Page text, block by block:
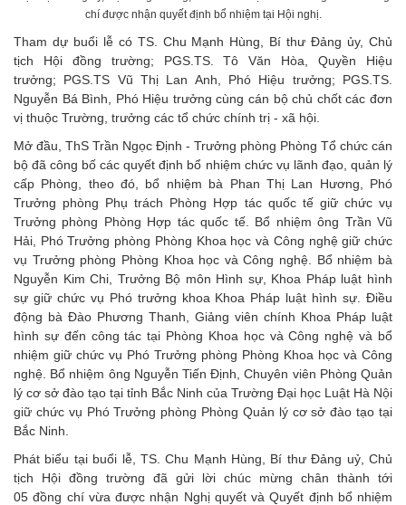
chí được nhận quyết định bổ nhiệm tại Hội nghị.
Tham dự buổi lễ có TS. Chu Mạnh Hùng, Bí thư Đảng ủy, Chủ
tịch Hội đồng trường; PGS.TS. Tô Văn Hòa, Quyền Hiệu
trưởng; PGS.TS Vũ Thị Lan Anh, Phó Hiệu trưởng; PGS.TS.
Nguyễn Bá Bình, Phó Hiệu trưởng cùng cán bộ chủ chốt các đơn
vị thuộc Trường, trưởng các tổ chức chính trị - xã hội.
Mở đầu, ThS Trần Ngọc Định - Trưởng phòng Phòng Tổ chức cán
bộ đã công bố các quyết định bổ nhiệm chức vụ lãnh đạo, quản lý
cấp Phòng, theo đó, bổ nhiệm bà Phan Thị Lan Hương, Phó
Trưởng phòng Phụ trách Phòng Hợp tác quốc tế giữ chức vụ
Trưởng phòng Phòng Hợp tác quốc tế. Bổ nhiệm ông Trần Vũ
Hải, Phó Trưởng phòng Phòng Khoa học và Công nghệ giữ chức
vụ Trưởng phòng Phòng Khoa học và Công nghệ. Bổ nhiệm bà
Nguyễn Kim Chi, Trưởng Bộ môn Hình sự, Khoa Pháp luật hình
sự giữ chức vụ Phó trưởng khoa Khoa Pháp luật hình sự. Điều
động bà Đào Phương Thanh, Giảng viên chính Khoa Pháp luật
hình sự đến công tác tại Phòng Khoa học và Công nghệ và bổ
nhiệm giữ chức vụ Phó Trưởng phòng Phòng Khoa học và Công
nghệ. Bổ nhiệm ông Nguyễn Tiến Định, Chuyên viên Phòng Quản
lý cơ sở đào tạo tại tỉnh Bắc Ninh của Trường Đại học Luật Hà Nội
giữ chức vụ Phó Trưởng phòng Phòng Quản lý cơ sở đào tạo tại
Bắc Ninh.
Phát biểu tại buổi lễ, TS. Chu Mạnh Hùng, Bí thư Đảng uỷ, Chủ
tịch Hội đồng trường đã gửi lời chúc mừng chân thành tới
05 đồng chí vừa được nhận Nghị quyết và Quyết định bổ nhiệm